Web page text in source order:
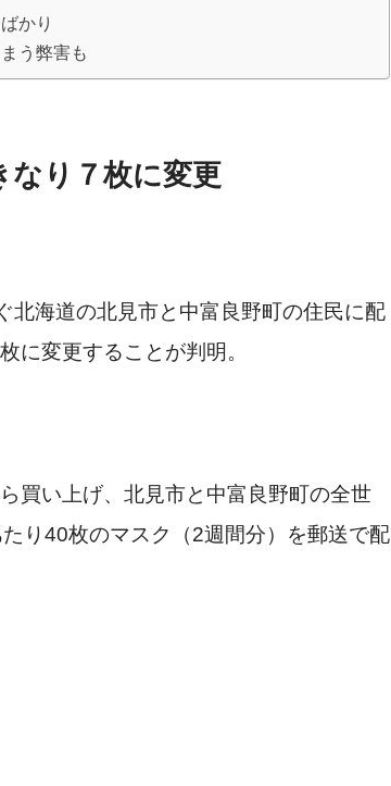
かり
う弊害も
なり７枚に変更
北海道の北見市と中富良野町の住民に配
に変更することが判明。
買い上げ、北見市と中富良野町の全世
り40枚のマスク（2週間分）を郵送で配